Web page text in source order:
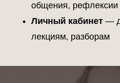
общения, рефлексии
Личный кабинет —
лекциям, разборам